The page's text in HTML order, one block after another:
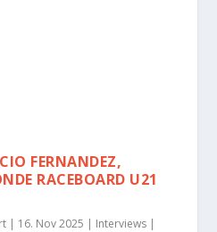
FERNANDEZ,
RACEBOARD U21
| 16. Nov 2025 | Interviews |